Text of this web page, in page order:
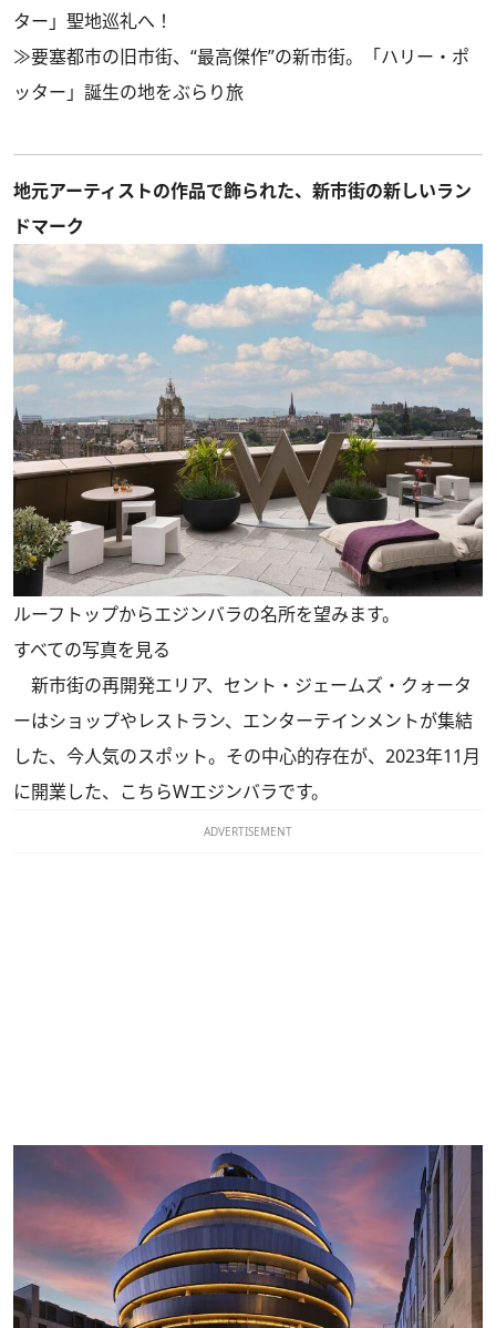
ター」聖地巡礼へ！
≫要塞都市の旧市街、“最高傑作”の新市街。「ハリー・ポ
ッター」誕生の地をぶらり旅
地元アーティストの作品で飾られた、新市街の新しいラン
ドマーク
ルーフトップからエジンバラの名所を望みます。
すべての写真を見る
新市街の再開発エリア、セント・ジェームズ・クォータ
ーはショップやレストラン、エンターテインメントが集結
した、今人気のスポット。その中心的存在が、2023年11月
に開業した、こちらWエジンバラです。
ADVERTISEMENT